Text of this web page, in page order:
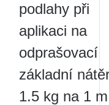
podlahy při
aplikaci na
odprašovací
základní
1.5 kg na 1